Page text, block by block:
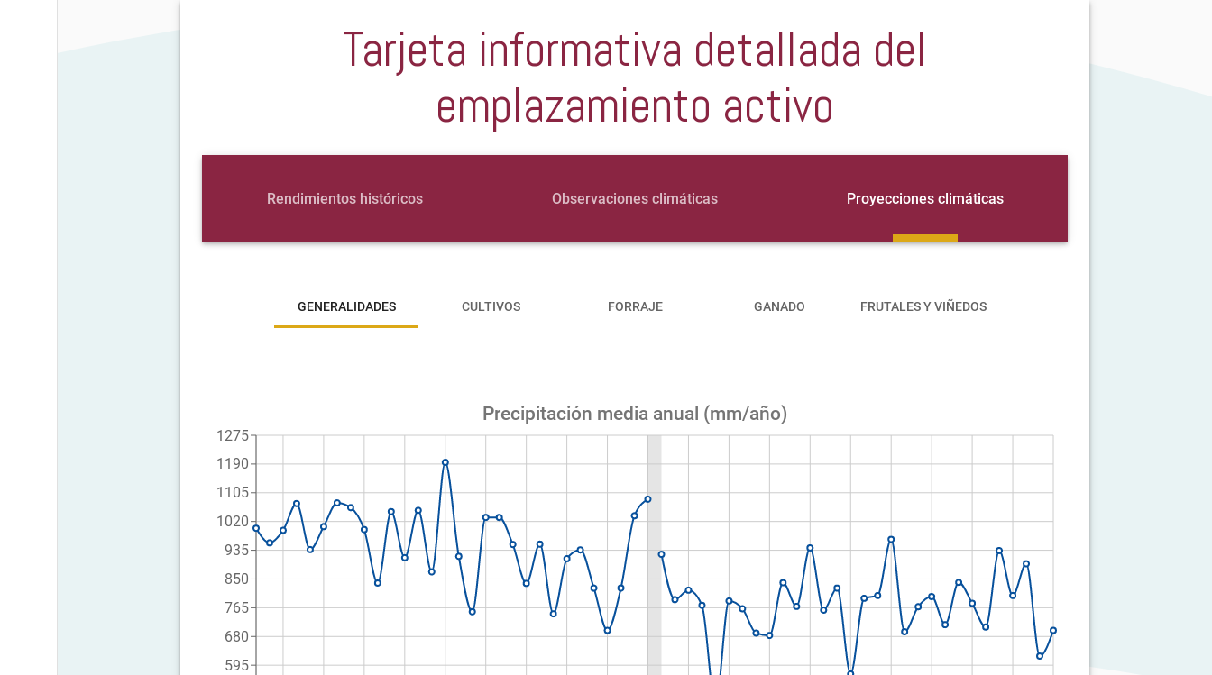
Tarjeta informativa detallada del
emplazamiento activo
Rendimientos históricos Observaciones climáticas Proyecciones climáticas
GENERALIDADES CULTIVOS FORRAJE GANADO FRUTALES Y VIÑEDOS
Precipitación media anual (mm/año)
595
680
765
850
935
1020
1105
1190
1275